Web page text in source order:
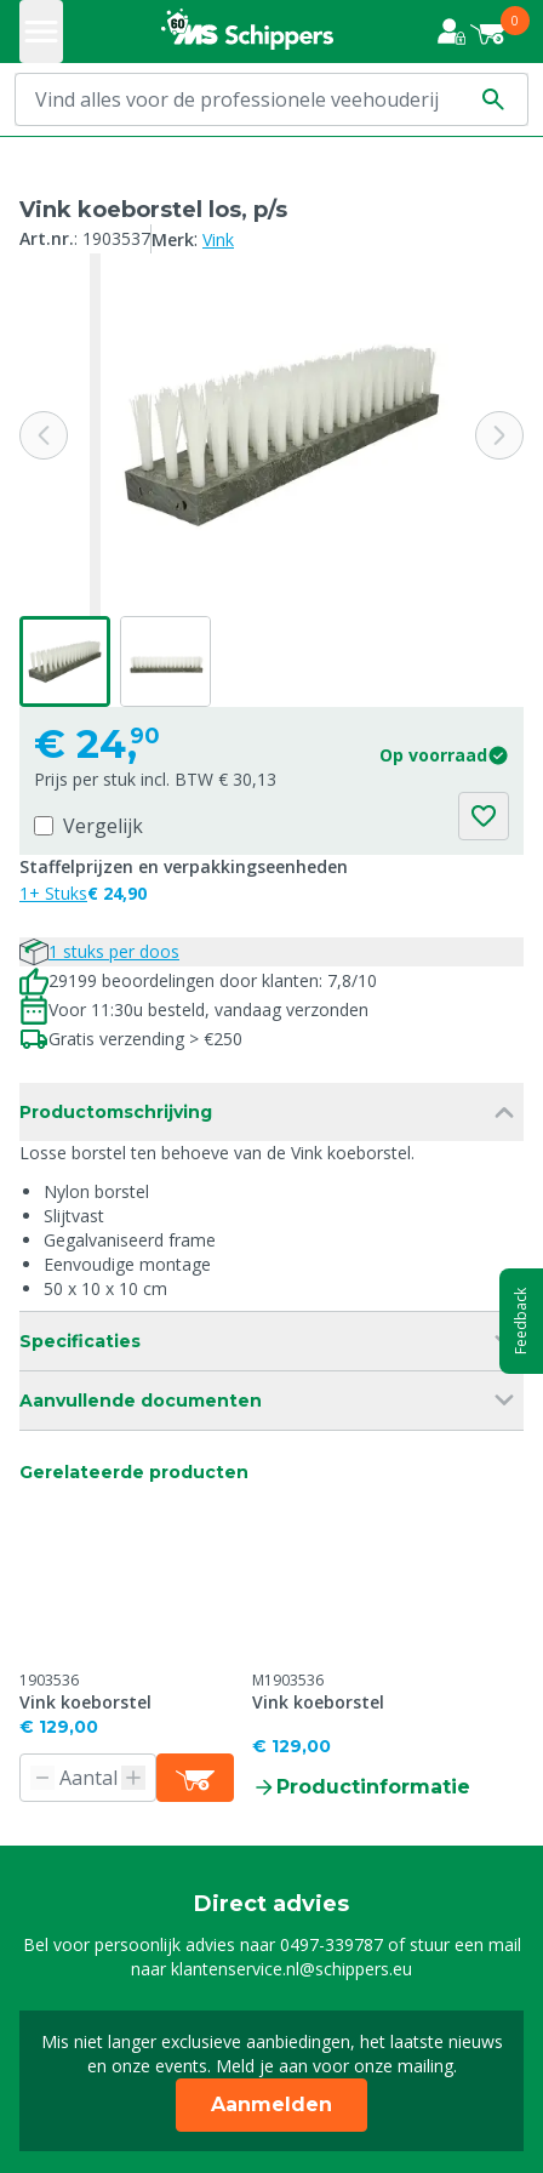
0
Vink koeborstel los, p/s
Art.nr.: 1903537Merk: Vink
€ 24,90
Op voorraad
Prijs per stuk incl. BTW € 30,13
Vergelijk
Staffelprijzen en verpakkingseenheden
1+ Stuks€ 24,90
1 stuks per doos
29199 beoordelingen door klanten: 7,8/10
Voor 11:30u besteld, vandaag verzonden
Gratis verzending > €250
Productomschrijving
Losse borstel ten behoeve van de Vink koeborstel.
Nylon borstel
Slijtvast
Gegalvaniseerd frame
Eenvoudige montage
50 x 10 x 10 cm
Specificaties
Aanvullende documenten
Gerelateerde producten
1903536
Vink koeborstel
€ 129,00
M1903536
Vink koeborstel
€ 129,00
Productinformatie
Direct advies
Bel voor persoonlijk advies naar0497-339787of stuur een mail
naarklantenservice.nl@schippers.eu
Mis niet langer exclusieve aanbiedingen, het laatste nieuws
en onze events. Meld je aan voor onze mailing.
Schrijf je in voor onze
Aanmelden
Feedback